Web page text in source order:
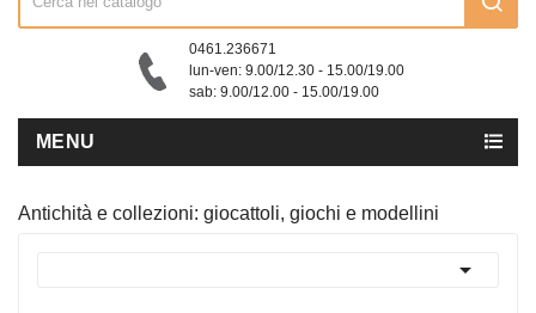
0461.236671
lun-ven: 9.00/12.30 - 15.00/19.00
sab: 9.00/12.00 - 15.00/19.00
MENU
Antichità e collezioni: giocattoli, giochi e modellini
